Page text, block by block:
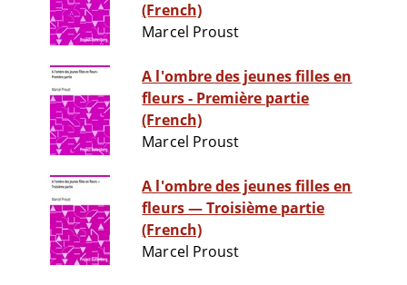
(French)
Marcel Proust
A l'ombre des jeunes filles en
fleurs - Première partie
(French)
Marcel Proust
A l'ombre des jeunes filles en
fleurs — Troisième partie
(French)
Marcel Proust